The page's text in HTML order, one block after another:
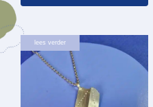
lees verder